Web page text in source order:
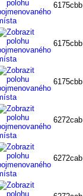
6175cbb
6175cbb
6175cbb
6272cab
6272cab